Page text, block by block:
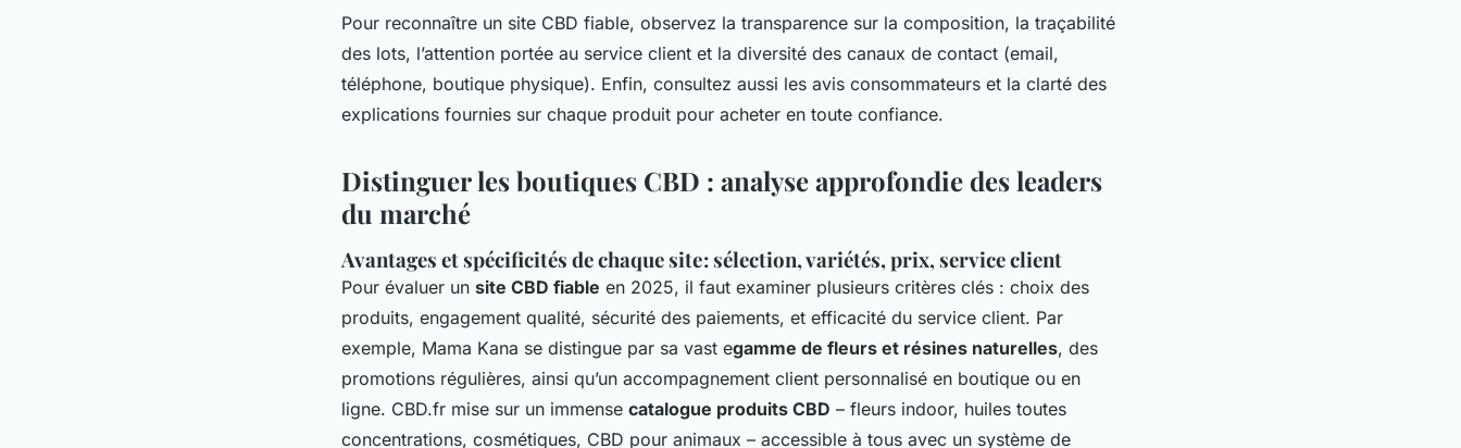
Pour reconnaître un site CBD fiable, observez la transparence sur la composition, la traçabilité
des lots, l’attention portée au service client et la diversité des canaux de contact (email,
téléphone, boutique physique). Enfin, consultez aussi les avis consommateurs et la clarté des
explications fournies sur chaque produit pour acheter en toute confiance.
Distinguer les boutiques CBD : analyse approfondie des leaders
du marché
Avantages et spécificités de chaque site : sélection, variétés, prix, service client
Pour évaluer un site CBD fiable en 2025, il faut examiner plusieurs critères clés : choix des
produits, engagement qualité, sécurité des paiements, et efficacité du service client. Par
exemple, Mama Kana se distingue par sa vast egamme de fleurs et résines naturelles, des
promotions régulières, ainsi qu’un accompagnement client personnalisé en boutique ou en
ligne. CBD.fr mise sur un immense catalogue produits CBD – fleurs indoor, huiles toutes
concentrations, cosmétiques, CBD pour animaux – accessible à tous avec un système de